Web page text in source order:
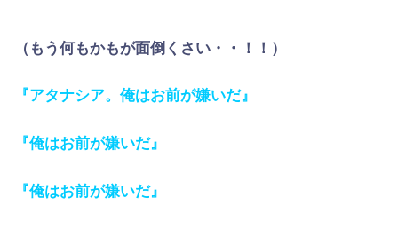
（もう何もかもが面倒くさい・・！！）
『アタナシア。俺はお前が嫌いだ』
『俺はお前が嫌いだ』
『俺はお前が嫌いだ』